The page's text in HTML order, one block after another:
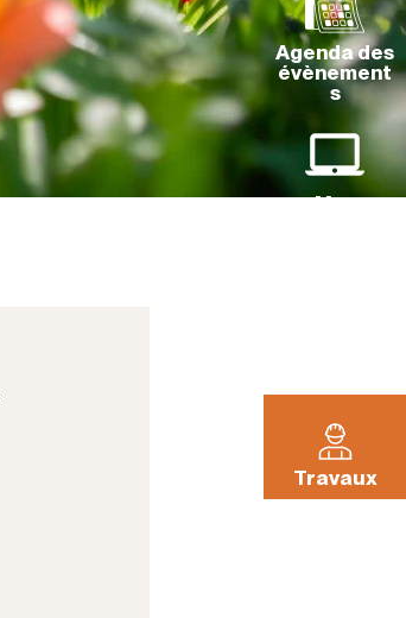
Agenda des
évènement
s
Mes
Travaux